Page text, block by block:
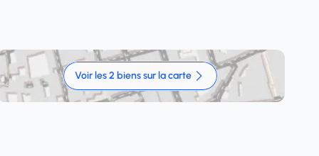
Voir les 2 biens sur la carte